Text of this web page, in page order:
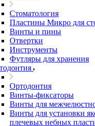
Стоматология
Пластины Микро для
Винты и пины
Отвертки
Инструменты
Футляры для хранения
Ортодонтия
Винты-фиксаторы
Винты для
Винты для установки
плечевых небных